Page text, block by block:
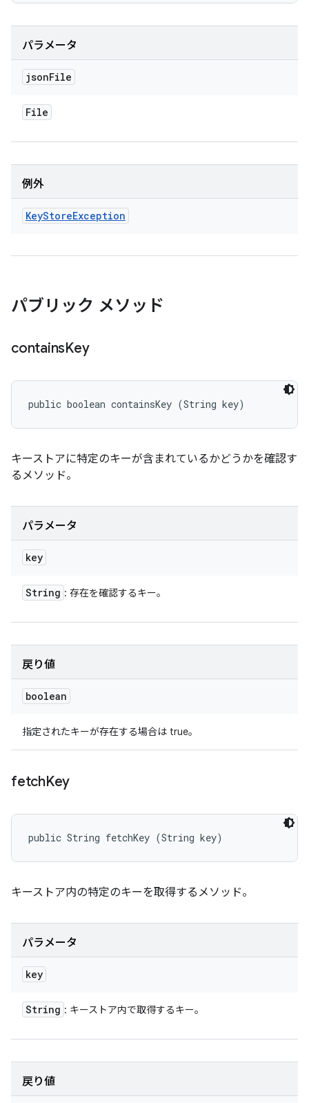
パラメータ
jsonFile
File
例外
KeyStoreException
パブリック メソッド
containsKey
public boolean containsKey (String key)
キーストアに特定のキーが含まれているかどうかを確認す
るメソッド。
パラメータ
key
String : 存在を確認するキー。
戻り値
boolean
指定されたキーが存在する場合は true。
fetchKey
public String fetchKey (String key)
キーストア内の特定のキーを取得するメソッド。
パラメータ
key
String : キーストア内で取得するキー。
戻り値